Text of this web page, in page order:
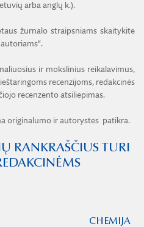
arba anglų k.).
žurnalo straipsniams skaitykite
ir mokslinius reikalavimus,
recenzijoms, redakcinės
recenzento atsiliepimas.
originalumo ir autorystės patikra.
RANKRAŠČIUS TURI
CHEMIJA